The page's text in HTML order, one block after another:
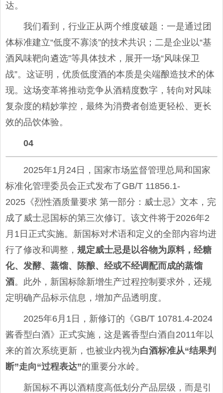
达。
我们看到，行业正从两个维度破题：一是通过团
体标准建立“低度不寡淡”的技术共识；二是企业以“基
酒风味靶向遴选”等具体技术，展开一场“风味保卫
战”。这证明，优质低度酒的本质是尖端酿造技术的体
现。这场变革将推动竞争从酒精度数字，转向对风味
复杂度的精妙掌控，最终为消费者创造更轻松、更长
效的品饮体验。
04
2025年1月24日，国家市场监督管理总局和国家
标准化管理委员会正式发布了GB/T 11856.1-
2025《烈性酒质量要求 第一部分：威士忌》文本，完
成了威士忌国标的第三次修订。该文件将于2026年2
月1日正式实施。新国标对术语和定义的全部内容均进
行了修改和调整， 规定威士忌是以谷物为原料，经糖
化、发酵、蒸馏、陈酿、经或不经调配而成的蒸馏
酒。此外，新国标除新增生产过程控制要求外，还规
定明确产品标示信息，增加产品透明度。
2025年6月1日，新修订的《GB/T 10781.4-2024
酱香型白酒》正式实施，这是酱香型白酒自2011年以
来的首次系统更新，也被业内视为白酒标准从“结果判
断”走向“过程表达”的重要分水岭。
新国标不再以酒精度高低划分产品层级，而是引